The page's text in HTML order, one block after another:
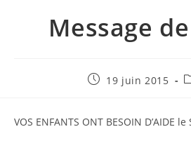
Message de
Publication
19 juin 2015
VOS ENFANTS ONT BESOIN D’AIDE